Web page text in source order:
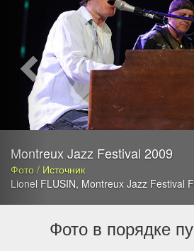
Montreux Jazz Festival 2009
Фото / Источник
Lionel FLUSIN, Montreux Jazz Festival
Фото в порядке